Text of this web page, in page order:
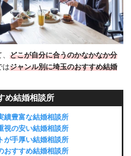
どこが自分に合うのかなかなか分
はジャンル別に埼玉のおすすめ結婚
め結婚相談所
績豊富な結婚相談所
視の安い結婚相談所
が手厚い結婚相談所
おすすめ結婚相談所